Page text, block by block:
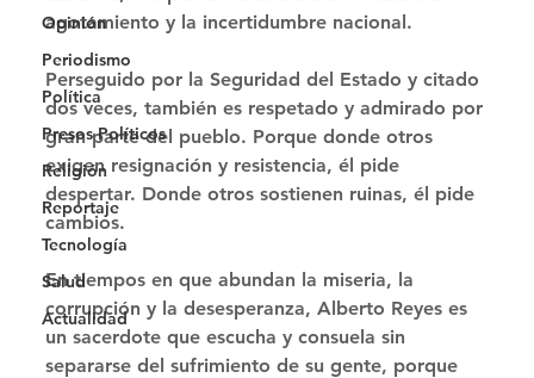
Opinión
Periodismo
Política
Presos Políticos
Religión
Reportaje
Tecnología
Salud
Actualidad
agotamiento y la incertidumbre nacional.
Perseguido por la Seguridad del Estado y citado
dos veces, también es respetado y admirado por
gran parte del pueblo. Porque donde otros
exigen resignación y resistencia, él pide
despertar. Donde otros sostienen ruinas, él pide
cambios.
En tiempos en que abundan la miseria, la
corrupción y la desesperanza, Alberto Reyes es
un sacerdote que escucha y consuela sin
separarse del sufrimiento de su gente, porque